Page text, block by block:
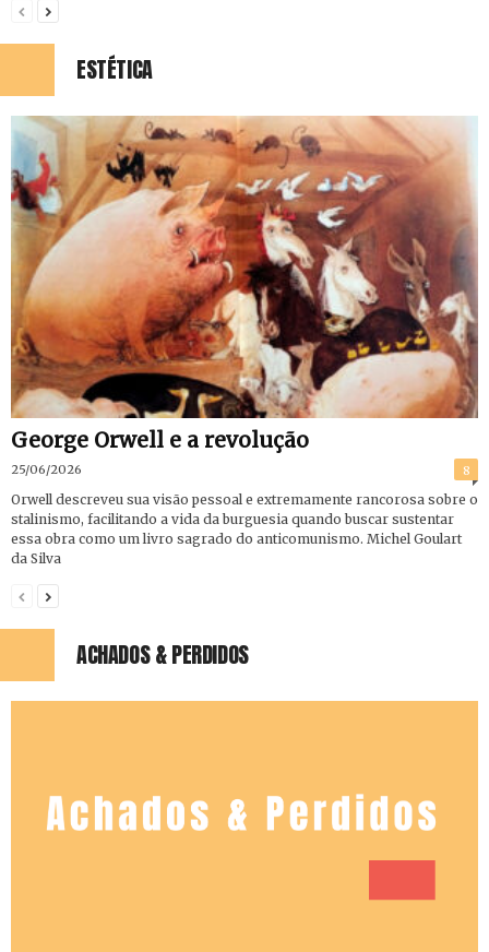
ESTÉTICA
George Orwell e a revolução
25/06/2026 8
Orwell descreveu sua visão pessoal e extremamente rancorosa sobre o
stalinismo, facilitando a vida da burguesia quando buscar sustentar
essa obra como um livro sagrado do anticomunismo. Michel Goulart
da Silva
ACHADOS & PERDIDOS